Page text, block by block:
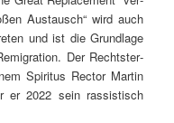
Aus­tausch“ wird auch
und ist die Grund­lage
Der Recht­ster­
Spir­i­tus Rec­tor Mar­tin
er 2022 sein ras­sis­tisch